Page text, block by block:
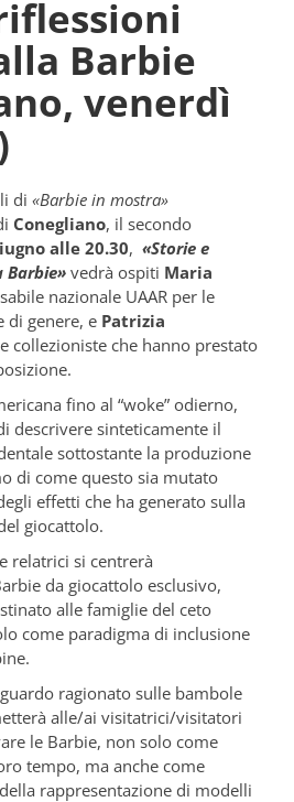
Barbie
venerdì
di «Barbie in mostra»
Conegliano, il secondo
alle 20.30, «Storie e
vedrà ospiti Maria
nazionale UAAR per le
di genere, e Patrizia
collezioniste che hanno prestato
fino al “woke” odierno,
descrivere sinteticamente il
sottostante la produzione
di come questo sia mutato
effetti che ha generato sulla
giocattolo.
relatrici si centrerà
da giocattolo esclusivo,
alle famiglie del ceto
come paradigma di inclusione
ragionato sulle bambole
alle/ai visitatrici/visitatori
le Barbie, non solo come
tempo, ma anche come
rappresentazione di modelli